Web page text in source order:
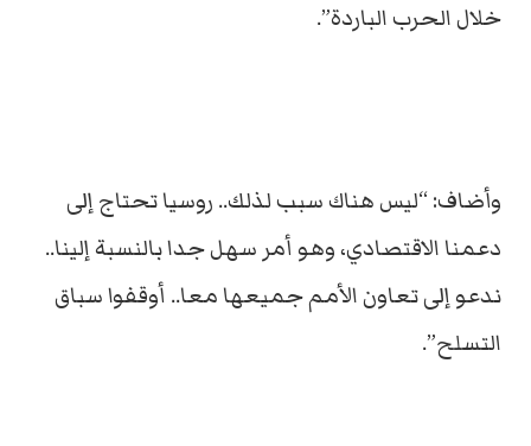
خلال الحرب الباردة”.
وأضاف: “ليس هناك سبب لذلك.. روسيا تحتاج إلى
دعمنا الاقتصادي، وهو أمر سهل جدا بالنسبة إلينا..
ندعو إلى تعاون الأمم جميعها معا.. أوقفوا سباق
التسلح”.